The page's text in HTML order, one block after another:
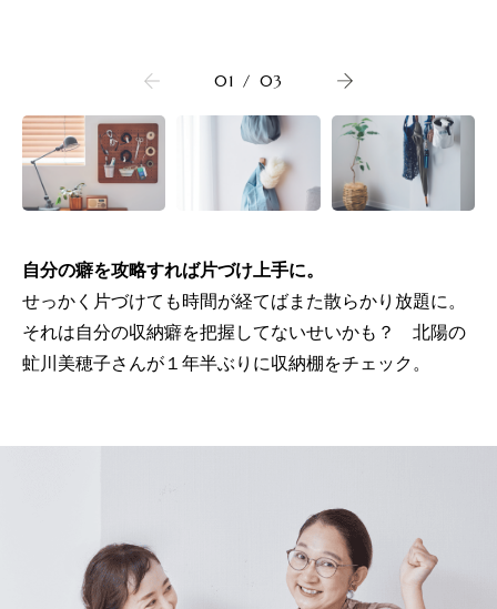
01 / 03
自分の癖を攻略すれば片づけ上手に。
せっかく片づけても時間が経てばまた散らかり放題に。
それは自分の収納癖を把握してないせいかも？ 北陽の
虻川美穂子さんが１年半ぶりに収納棚をチェック。